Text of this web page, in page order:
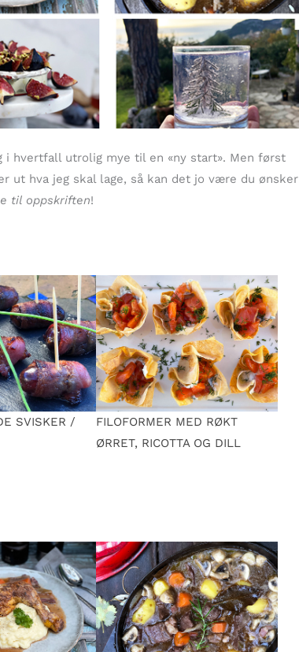
i hvertfall utrolig mye til en «ny start». Men først
ut hva jeg skal lage, så kan det jo være du ønsker
til oppskriften!
SVISKER /
FILOFORMER MED RØKT
ØRRET, RICOTTA OG DILL